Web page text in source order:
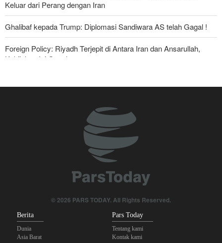
Keluar dari Perang dengan Iran
Ghalibaf kepada Trump: Diplomasi Sandiwara AS telah Gagal !
Foreign Policy: Riyadh Terjepit di Antara Iran dan Ansarullah,
Kebijakan Ini Gagal
Yahya Saree: Kami Hancurkan Posisi Pasukan Bayaran Saudi
dengan Rudal Balistik dan Drone
Brigjen Akrami Nia: Artesh dalam Kondisi Siaga Penuh
Sanders: Trump Berbahaya Seret AS dalam Perang yang
Menghancurkan
© 2026 PARS TODAY. All Rights Reserved.
Berita
Dunia
Asia Barat
Pars Today
Tentang kami
Kontak kami